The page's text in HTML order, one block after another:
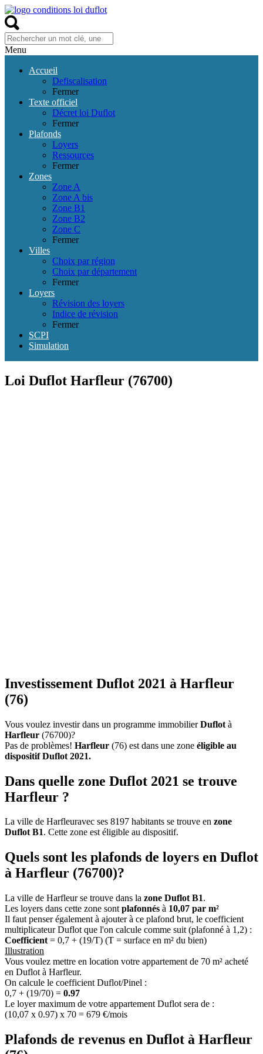
Menu
Accueil
Defiscalisation
Fermer
Texte officiel
Décret loi Duflot
Fermer
Plafonds
Loyers
Ressources
Fermer
Zones
Zone A
Zone A bis
Zone B1
Zone B2
Zone C
Fermer
Villes
Choix par région
Choix par département
Fermer
Loyers
Révision des loyers
Indice de révision
Fermer
SCPI
Simulation
Loi Duflot Harfleur (76700)
Investissement Duflot 2021 à Harfleur
(76)
Vous voulez investir dans un programme immobilierDuflot à
Harfleur (76700)?
Pas de problèmes! Harfleur (76) est dans une zone éligible au
dispositif Duflot 2021.
Dans quelle zone Duflot 2021 se trouve
Harfleur ?
La ville de Harfleuravec ses 8197 habitants se trouve en zone
Duflot B1. Cette zone est éligible au dispositif.
Quels sont les plafonds de loyers en Duflot
à Harfleur (76700)?
La ville de Harfleur se trouve dans la zone Duflot B1.
Les loyers dans cette zone sont plafonnés à 10,07 par m²
Il faut penser également à ajouter à ce plafond brut, le coefficient
multiplicateur Duflot que l'on calcule comme suit (plafonné à 1,2) :
Coefficient = 0,7 + (19/T) (T = surface en m² du bien)
Illustration
Vous voulez mettre en location votre appartement de 70 m² acheté
en Duflot à Harfleur.
On calcule le coefficient Duflot/Pinel :
0,7 + (19/70) = 0.97
Le loyer maximum de votre appartement Duflot sera de :
(10,07 x 0.97) x 70 = 679 €/mois
Plafonds de revenus en Duflot à Harfleur